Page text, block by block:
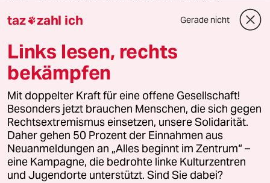
Philosophie, und Foucault schrieb „Die Ordnung
Barthes war sehr traurig darüber, weil Foucault
seinem Nachtleben einen gewissen intellektuellen
Glanz verlieh. Ohne Foucault ging es nur noch um
die Gigolos. Foucault und Barthes hatten
irgendwie eine seltsame Beziehung. Barthes
kopierte immer ein wenig Foucault.
Hat Foucault jemals den anderen großen
Linksradikalen Frankreichs, Guy Debord,
taz zahl ich Gerade nicht
Links lesen, rechts
bekämpfen
Mit doppelter Kraft für eine offene Gesellschaft!
Besonders jetzt brauchen Menschen, die sich gegen
Rechtsextremismus einsetzen, unsere Solidarität.
Daher gehen 50 Prozent der Einnahmen aus
Neuanmeldungen an „Alles beginnt im Zentrum“ –
eine Kampagne, die bedrohte linke Kulturzentren
und Jugendorte unterstützt. Sind Sie dabei?